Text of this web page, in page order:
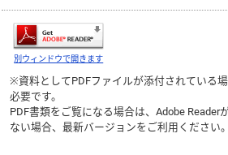
別ウィンドウで開きます
※資料としてPDFファイルが添付されている
必要です。
PDF書類をご覧になる場合は、Adobe Reader
ない場合、最新バージョンをご利用ください。